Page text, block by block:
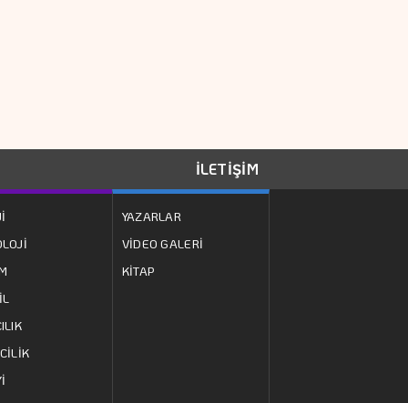
Çocuk Güvenliği
Davasında Yarım
Milyar Dolar Ceza
İLETİŞİM
YAZARLAR
VİDEO GALERİ
KİTAP